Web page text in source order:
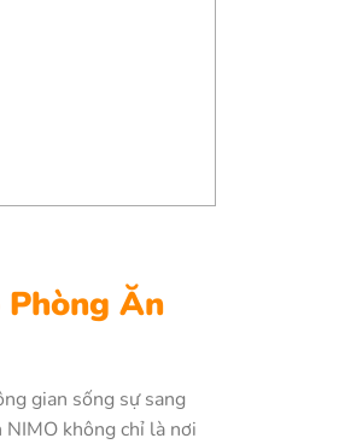
Ăn
gian sống sự sang
không chỉ là nơi